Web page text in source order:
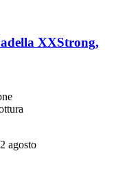
XXStrong,
agosto